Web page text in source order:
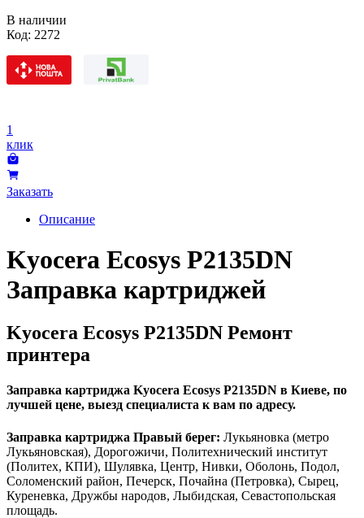
В наличии
Код: 2272
1
клик
Заказать
Описание
Kyocera Ecosys P2135DN
Заправка картриджей
Kyocera Ecosys P2135DN Ремонт
принтера
Заправка картриджа Kyocera Ecosys P2135DN в Киеве, по
лучшей цене, выезд специалиста к вам по адресу.
Заправка картриджа Правый берег: Лукьяновка (метро
Лукьяновская), Дорогожичи, Политехнический институт
(Политех, КПИ), Шулявка, Центр, Нивки, Оболонь, Подол,
Соломенский район, Печерск, Почайна (Петровка), Сырец,
Куреневка, Дружбы народов, Лыбидская, Севастопольская
площадь.